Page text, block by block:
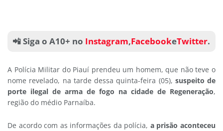
📲 Siga o A10+ no Instagram,FacebookeTwitter.
A Polícia Militar do Piauí prendeu um homem, que não teve o
nome revelado, na tarde dessa quinta-feira (05), suspeito de
porte ilegal de arma de fogo na cidade de Regeneração,
região do médio Parnaíba.
De acordo com as informações da polícia, a prisão aconteceu